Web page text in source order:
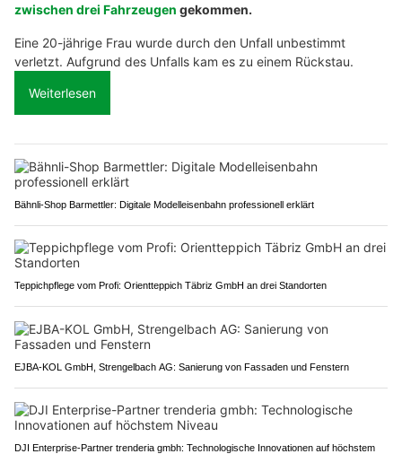
zwischen drei Fahrzeugen gekommen.
Eine 20-jährige Frau wurde durch den Unfall unbestimmt
verletzt. Aufgrund des Unfalls kam es zu einem Rückstau.
Weiterlesen
Bähnli-Shop Barmettler: Digitale Modelleisenbahn professionell erklärt
Teppichpflege vom Profi: Orientteppich Täbriz GmbH an drei Standorten
EJBA-KOL GmbH, Strengelbach AG: Sanierung von Fassaden und Fenstern
DJI Enterprise-Partner trenderia gmbh: Technologische Innovationen auf höchstem